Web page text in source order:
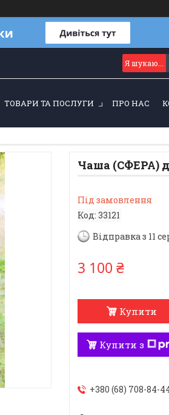
ТОВАРИ ТА ПОСЛУГИ ПРО НАС
Чаша (СФЕРА)
Під замовлення
Код: 33121
Відправка з 11
3 100 ₴
Купити
Купити з
+380 (68) 708-84-